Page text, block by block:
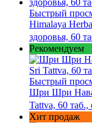
Быстрый
Himalaya
здоровья, 60
Рекомендуем
Быстрый
Шри Шри
Tattva, 60
Хит продаж